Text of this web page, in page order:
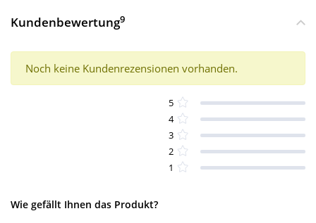
Kundenbewertung9
Noch keine Kundenrezensionen vorhanden.
5
4
3
2
1
Wie gefällt Ihnen das Produkt?